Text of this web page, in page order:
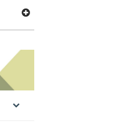
Avaa valikko Seuraa